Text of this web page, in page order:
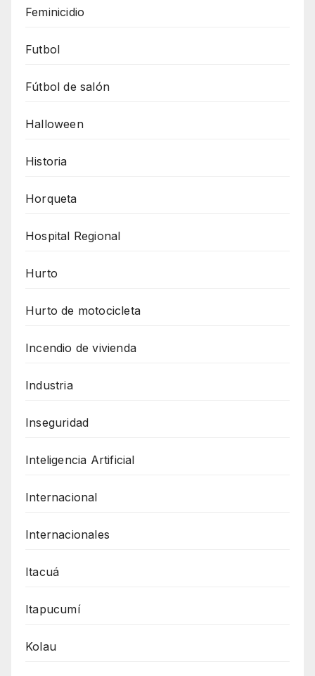
Feminicidio
Futbol
Fútbol de salón
Halloween
Historia
Horqueta
Hospital Regional
Hurto
Hurto de motocicleta
Incendio de vivienda
Industria
Inseguridad
Inteligencia Artificial
Internacional
Internacionales
Itacuá
Itapucumí
Kolau